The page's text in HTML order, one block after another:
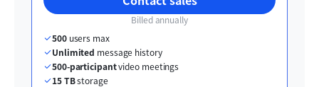
Billed annually
500 users max
Unlimited message history
500-participant video meetings
15 TB storage